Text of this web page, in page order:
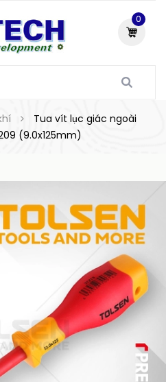
0
Tua vít lục giác ngoài
(9.0x125mm)